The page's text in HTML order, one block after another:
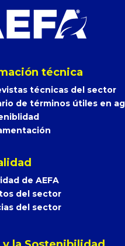
técnica
técnicas del sector
de términos útiles en
de AEFA
del sector
del sector